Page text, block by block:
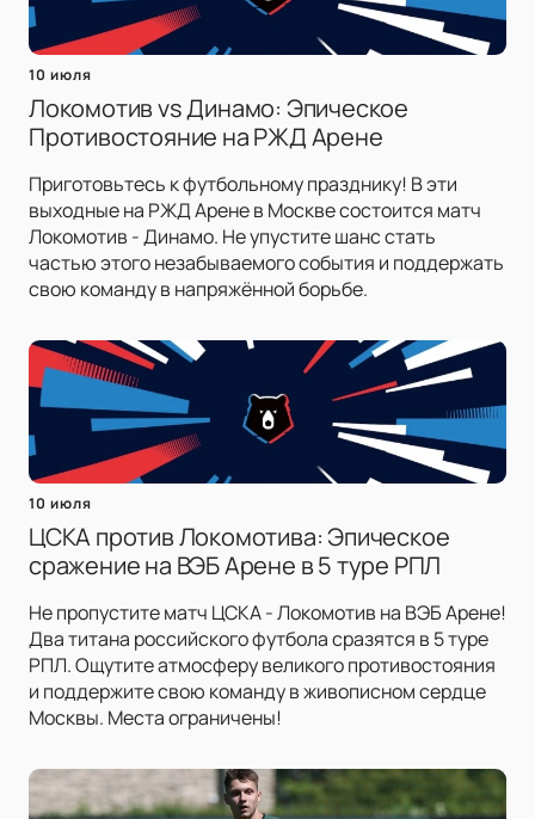
10 июля
Локомотив vs Динамо: Эпическое
Противостояние на РЖД Арене
Приготовьтесь к футбольному празднику! В эти
выходные на РЖД Арене в Москве состоится матч
Локомотив - Динамо. Не упустите шанс стать
частью этого незабываемого события и поддержать
свою команду в напряжённой борьбе.
10 июля
ЦСКА против Локомотива: Эпическое
сражение на ВЭБ Арене в 5 туре РПЛ
Не пропустите матч ЦСКА - Локомотив на ВЭБ Арене!
Два титана российского футбола сразятся в 5 туре
РПЛ. Ощутите атмосферу великого противостояния
и поддержите свою команду в живописном сердце
Москвы. Места ограничены!